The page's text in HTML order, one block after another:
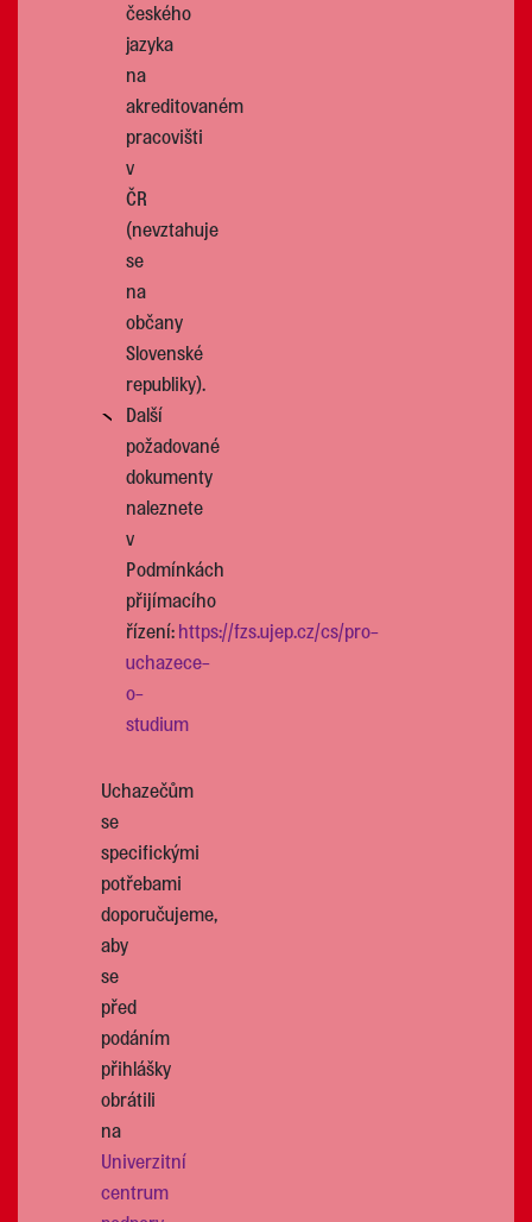
českého
jazyka
na
akreditovaném
pracovišti
v
ČR
(nevztahuje
se
na
občany
Slovenské
republiky).
Další
požadované
dokumenty
naleznete
v
Podmínkách
přijímacího
řízení: https://fzs.ujep.cz/cs/pro-
uchazece-
o-
studium
Uchazečům
se
specifickými
potřebami
doporučujeme,
aby
se
před
podáním
přihlášky
obrátili
na
Univerzitní
centrum